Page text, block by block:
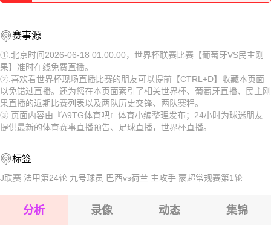
2026-08-15 【世界杯】 葡萄牙VS民主刚果
2026-08-15 【世界杯】 葡萄牙VS民主刚果
2026-08-15 【世界杯】 葡萄牙VS民主刚果
2026-08-15 【世界杯】 葡萄牙VS民主刚果
2026-08-15 【世界杯】 葡萄牙VS民主刚果
2026-08-15 【世界杯】 葡萄牙VS民主刚果
2026-08-15 【世界杯】 葡萄牙VS民主刚果
赛事源
①.北京时间2026-06-18 01:00:00，世界杯联赛比赛【葡萄牙VS民主刚
果】准时在线免费直播。
②.喜欢看世界杯现场直播比赛的朋友可以提前【CTRL+D】收藏本页面
以免错过直播。还为您在本页面索引了相关世界杯、葡萄牙直播、民主刚
果直播的近期比赛列表以及两队历史交锋、两队赛程。
③.页面内容由『A9TG体育吧』体育小编整理发布；24小时为球迷朋友
提供最新的体育赛事直播预告、足球直播，世界杯直播。
标签
J联赛 法甲第24轮 九号球员 巴西vs荷兰 主攻手 蒙超常规赛第1轮
分析 录像 动态 集锦